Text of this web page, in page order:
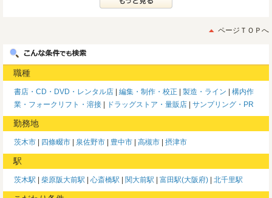
ページＴＯＰへ
職種
書店・CD・DVD・レンタル店 編集・制作・校正 製造・ライン
構内作
業・フォークリフト・溶接
ドラッグストア・量販店 サンプリング・PR
勤務地
茨木市 四條畷市 泉佐野市 豊中市 高槻市 摂津市
駅
茨木駅 柴原阪大前駅 心斎橋駅 関大前駅 富田駅(大阪府) 北千里駅